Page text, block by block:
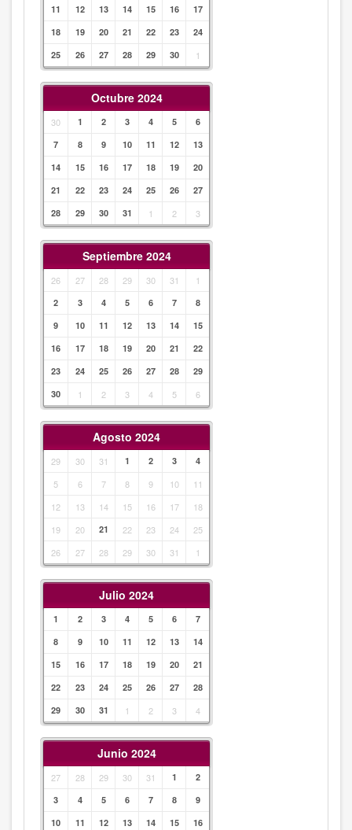
11
12 13 14 15 16
17
18
19 20 21 22 23
24
25
26 27 28 29 30 1
Octubre 2024
30 1 2 3 4 5
6
7
8 9 10 11 12
13
14
15 16 17 18 19
20
21
22 23 24 25 26
27
28
29 30 31 1 2 3
Septiembre 2024
26 27 28 29 30 31 1
2 3 4 5 6 7
8
9
10 11 12 13 14
15
16
17 18 19 20 21
22
23
24 25 26 27 28
29
30
1 2 3 4 5 6
Agosto 2024
29 30 31 1 2 3 4
5 6 7 8 9 10
11
12
13 14 15 16 17
18
19
20 21 22 23 24
25
26
27 28 29 30 31 1
Julio 2024
1 2 3 4 5 6
7
8
9 10 11 12 13
14
15
16 17 18 19 20
21
22
23 24 25 26 27
28
29
30 31 1 2 3 4
Junio 2024
27 28 29 30 31 1
2
3
4 5 6 7 8
9
10
11 12 13 14 15
16